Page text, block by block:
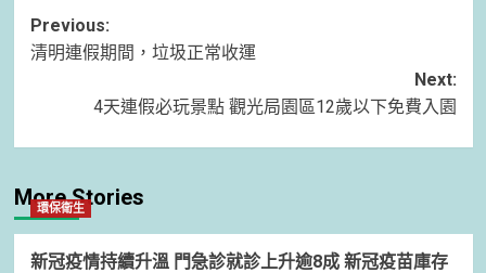
Post
navigation
Previous:
清明連假期間，垃圾正常收運
Next:
4天連假必玩景點 觀光局園區12歲以下免費入園
More Stories
環保衛生
新冠疫情持續升溫 門急診就診上升逾8成 新冠疫苗庫存